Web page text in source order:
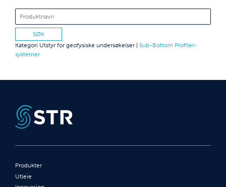
Kategori Utstyr for geofysiske undersøkelser
Sub-Bottom Profiler-
systemer
Produkter
Utleie